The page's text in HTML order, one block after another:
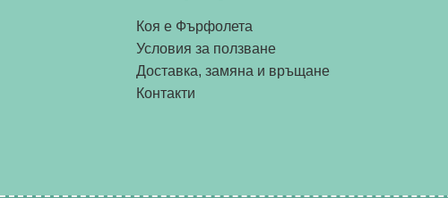
Коя е Фърфолета
Условия за ползване
Доставка, замяна и връщане
Контакти